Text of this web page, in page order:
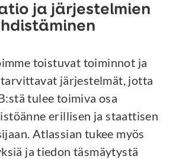
ja järjestelmien
toistuvat toiminnot ja
järjestelmät, jotta
tulee toimiva osa
erillisen ja staattisen
Atlassian tukee myös
ja tiedon täsmäytystä